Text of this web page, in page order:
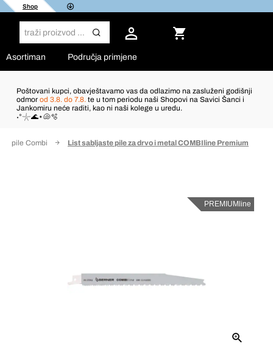
Shop
Asortiman Područja primjene
Poštovani kupci, obavještavamo vas da odlazimo na zasluženi godišnji
odmor od 3.8. do 7.8. te u tom periodu naši Shopovi na Savici Šanci i
Jankomiru neće raditi, kao ni naši kolege u uredu.
˖°𓇼🌊⋆🐚🫧
pile Combi List sabljaste pile za drvo i metal COMBIline Premium
PREMIUMline